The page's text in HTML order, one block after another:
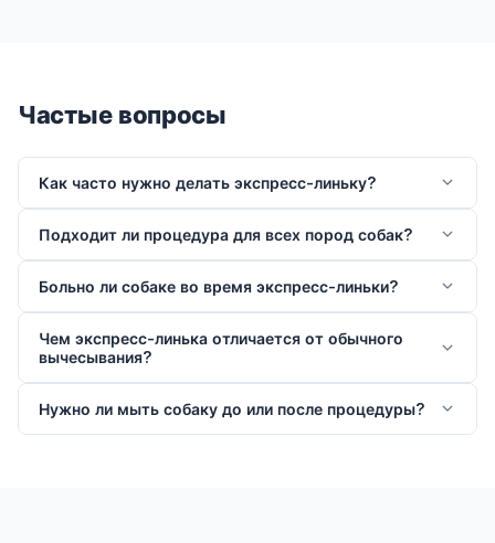
Частые вопросы
Как часто нужно делать экспресс-линьку?
Подходит ли процедура для всех пород собак?
Больно ли собаке во время экспресс-линьки?
Чем экспресс-линька отличается от обычного
вычесывания?
Нужно ли мыть собаку до или после процедуры?